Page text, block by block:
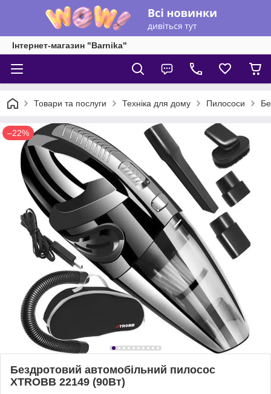
Інтернет-магазин "Barnika"
Товари та послуги Техніка для дому Пилососи
–22%
Бездротовий автомобільний пилосос
XTROBB 22149 (90Вт)